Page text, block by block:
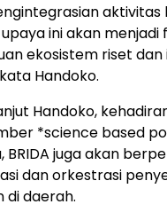
upaya ini akan
ekosistem riset dan
Handoko.
Handoko,
*science based
BRIDA juga akan
dan orkestrasi
di daerah.